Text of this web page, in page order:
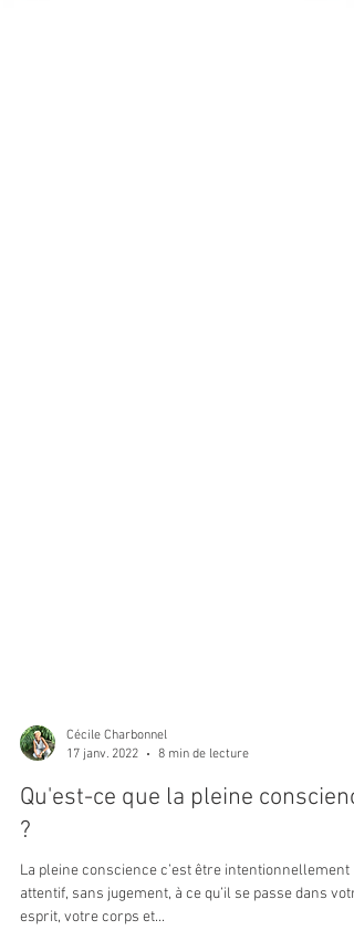
Cécile Charbonnel
17 janv. 2022
8 min de lecture
Qu'est-ce que la pleine
?
La pleine conscience c’est être intentionnellement